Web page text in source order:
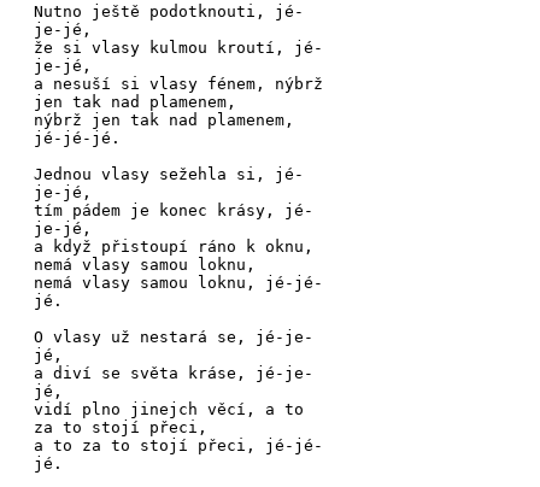
Nutno ještě podotknouti, jé-
je-jé,
že si vlasy kulmou kroutí, jé-
je-jé,
a nesuší si vlasy fénem, nýbrž
jen tak nad plamenem,
nýbrž jen tak nad plamenem,
jé- jé- jé.
Jednou vlasy sežehla si, jé-
je-jé,
tím pádem je konec krásy, jé-
je-jé,
a když přistoupí
ráno k oknu,
nemá vlasy samou loknu,
nemá vlasy samou loknu, jé- jé-
jé.
O vlasy už nestará se, jé- je-
jé,
a diví se světa kráse, jé- je-
jé,
vidí plno jinejch věcí, a to
za to stojí přeci,
a to za to stojí přeci, jé- jé-
jé.